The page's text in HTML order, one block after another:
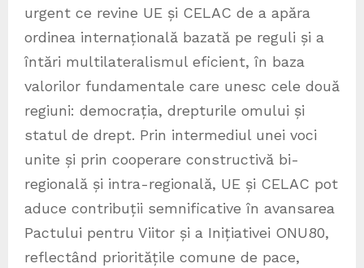
urgent ce revine UE și CELAC de a apăra
ordinea internațională bazată pe reguli și a
întări multilateralismul eficient, în baza
valorilor fundamentale care unesc cele două
regiuni: democrația, drepturile omului și
statul de drept. Prin intermediul unei voci
unite și prin cooperare constructivă bi-
regională și intra-regională, UE și CELAC pot
aduce contribuții semnificative în avansarea
Pactului pentru Viitor și a Inițiativei ONU80,
reflectând prioritățile comune de pace,